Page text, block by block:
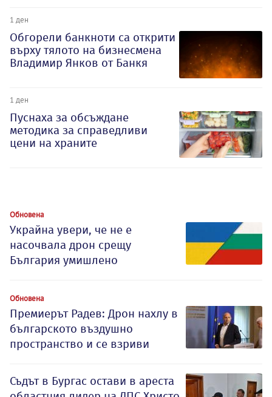
1 ден
Обгорели банкноти са открити
върху тялото на бизнесмена
Владимир Янков от Банкя
1 ден
Пуснаха за обсъждане
методика за справедливи
цени на храните
Обновена
Украйна увери, че не е
насочвала дрон срещу
България умишлено
Обновена
Премиерът Радев: Дрон нахлу в
българското въздушно
пространство и се взриви
Съдът в Бургас остави в ареста